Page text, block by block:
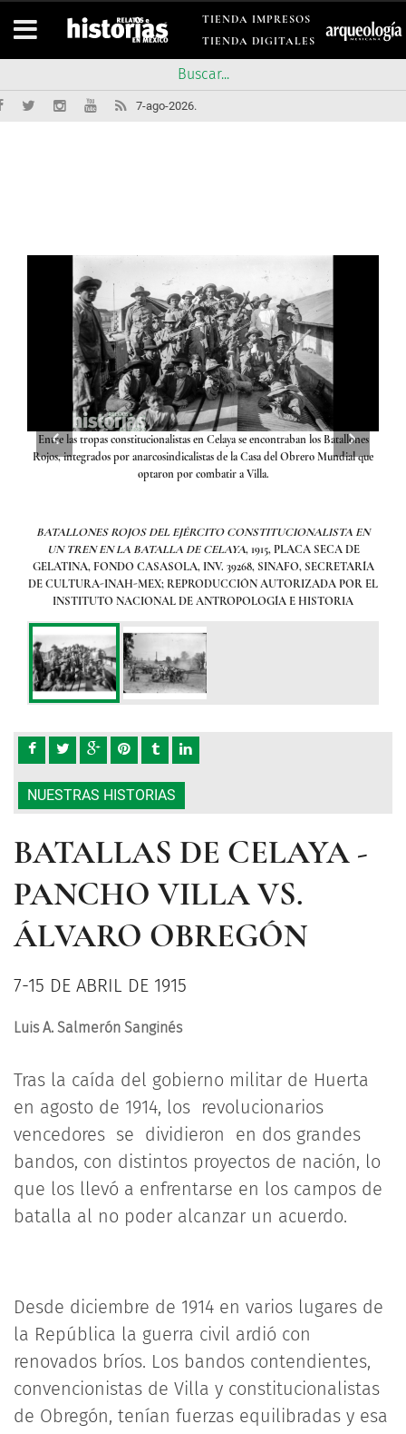
TIENDA IMPRESOS
TIENDA DIGITALES
7-ago-2026.
Entre las tropas constitucionalistas en Celaya se encontraban los Batallones
Rojos, integrados por anarcosindicalistas de la Casa del Obrero Mundial que
optaron por combatir a Villa.
BATALLONES ROJOS DEL EJÉRCITO CONSTITUCIONALISTA EN
UN TREN EN LA BATALLA DE CELAYA, 1915, PLACA SECA DE
GELATINA, FONDO CASASOLA, INV. 39268, SINAFO, SECRETARÍA
DE CULTURA-INAH-MEX; REPRODUCCIÓN AUTORIZADA POR EL
INSTITUTO NACIONAL DE ANTROPOLOGÍA E HISTORIA
NUESTRAS HISTORIAS
BATALLAS DE CELAYA -
PANCHO VILLA VS.
ÁLVARO OBREGÓN
7-15 DE ABRIL DE 1915
Luis A. Salmerón Sanginés
Tras la caída del gobierno militar de Huerta
en agosto de 1914, los revolucionarios
vencedores se dividieron en dos grandes
bandos, con distintos proyectos de nación, lo
que los llevó a enfrentarse en los campos de
batalla al no poder alcanzar un acuerdo.
Desde diciembre de 1914 en varios lugares de
la República la guerra civil ardió con
renovados bríos. Los bandos contendientes,
convencionistas de Villa y constitucionalistas
de Obregón, tenían fuerzas equilibradas y esa